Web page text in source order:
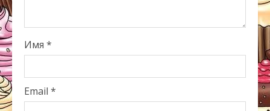
Имя *
Email *